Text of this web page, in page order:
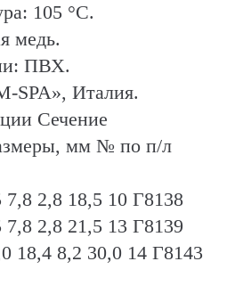
105 °С.
медь.
ПВХ.
SPA», Италия.
Сечение
мм № по п/л
2,8 18,5 10 Г8138
2,8 21,5 13 Г8139
18,4 8,2 30,0 14 Г8143